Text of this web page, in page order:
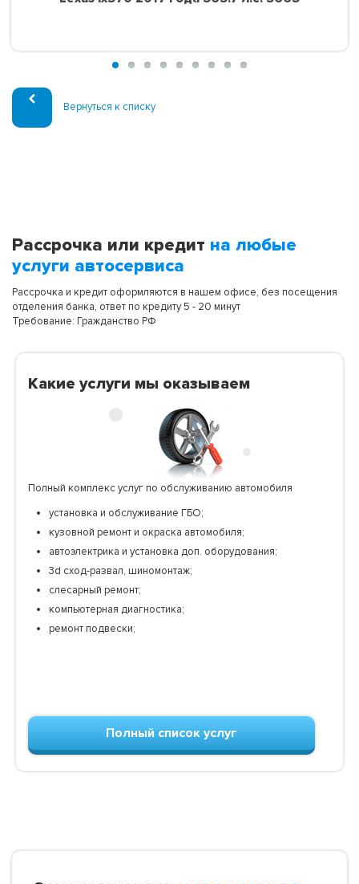
Вернуться к списку
Рассрочка или кредит на любые
услуги автосервиса
Рассрочка и кредит оформляются в нашем офисе, без посещения
отделения банка, ответ по кредиту 5 - 20 минут
Требование: Гражданство РФ
Какие услуги мы оказываем
Полный комплекс услуг по обслуживанию автомобиля
установка и обслуживание ГБО;
кузовной ремонт и окраска автомобиля;
автоэлектрика и установка доп. оборудования;
3d сход-развал, шиномонтаж;
слесарный ремонт;
компьютерная диагностика;
ремонт подвески;
Полный список услуг